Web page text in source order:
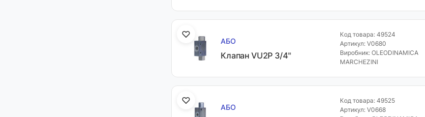
АБО
Клaпан VU2P 3/4"
Код товара: 49524
Артикул: V0680
Виробник: OLEODINAMICA
MARCHEZINI
АБО
Код товара: 49525
Артикул: V0668